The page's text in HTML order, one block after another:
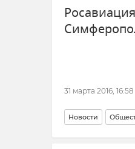
31 марта 2016, 16:58
Новости